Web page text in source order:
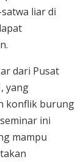
liar di
dari Pusat
yang
konflik burung
ini
mampu